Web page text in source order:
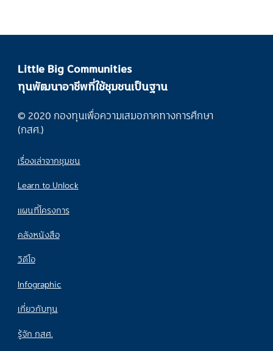
Little Big Communities
ทุนพัฒนาอาชีพที่ใช้ชุมชนเป็นฐาน
© 2020 กองทุนเพื่อความเสมอภาคทางการศึกษา
(กสศ.)
เรื่องเล่าจากชุมชน
Learn to Unlock
แผนที่โครงการ
คลังหนังสือ
วิดีโอ
Infographic
เกี่ยวกับทุน
รู้จัก กสศ.